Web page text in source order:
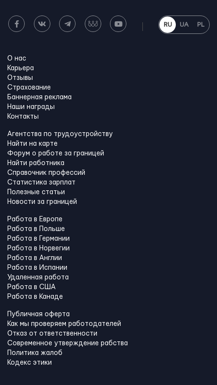
RU UA PL
О нас
Карьера
Отзывы
Страхование
Баннерная реклама
Наши награды
Контакты
Агентства по трудоустройству
Найти на карте
Форум о работе за границей
Найти работника
Справочник профессий
Статистика зарплат
Полезные статьи
Новости за границей
Работа в Европе
Работа в Польше
Работа в Германии
Работа в Норвегии
Работа в Англии
Работа в Испании
Удаленная работа
Работа в США
Работа в Канадe
Публичная оферта
Как мы проверяем работодателей
Отказ от ответственности
Современное утверждение рабства
Политика жалоб
Кодекс этики